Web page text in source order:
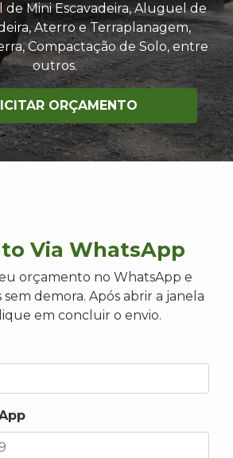
de Mini Escavadeira, Aluguel de
Aterro e Terraplanagem,
Compactação de Solo, entre
outros.
ORÇAMENTO
Via WhatsApp
orçamento no WhatsApp e
demora. Após abrir a janela
em concluir o envio.